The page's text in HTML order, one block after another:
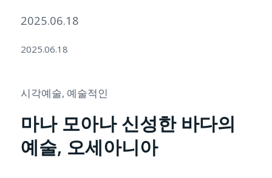
2025.06.18
2025.06.18
시각예술, 예술적인
마나 모아나 신성한 바다의
예술, 오세아니아